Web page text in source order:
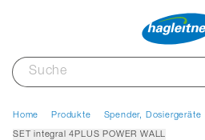
Home Produkte Spender, Dosiergeräte
SET integral 4PLUS POWER WALL